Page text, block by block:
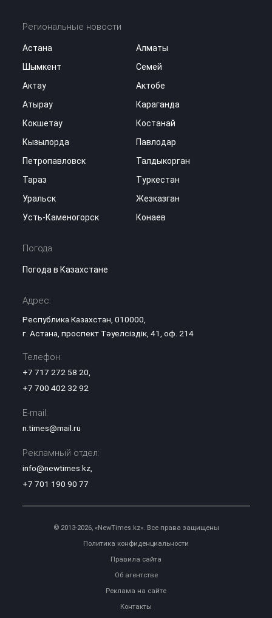
Региональные новости
Астана
Алматы
Шымкент
Семей
Актау
Актобе
Атырау
Караганда
Кокшетау
Костанай
Кызылорда
Павлодар
Петропавловск
Талдыкорган
Тараз
Туркестан
Уральск
Жезказган
Усть-Каменогорск
Конаев
Погода
Погода в Казахстане
Адрес:
Республика Казахстан, 010000,
г. Астана, проспект Тәуелсіздік, 41, оф. 214
Телефон:
+7 717 272 58 20
+7 700 402 32 92
E-mail:
n.times@mail.ru
Рекламный отдел:
info@newtimes.kz,
+7 701 190 90 77
© 2013-2026, «NewTimes.kz». Все права защищены
Политика конфиденциальности
Правила сайта
Об агентстве
Реклама на сайте
Контакты